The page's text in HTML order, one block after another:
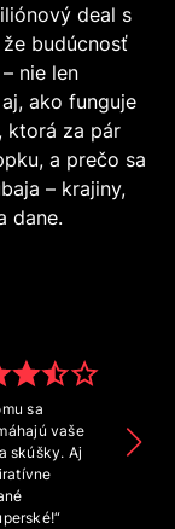
deal s
budúcnosť
nie len
ako funguje
ktorá za pár
a prečo sa
– krajiny,
dane.
sa
vaše
skúšky. Aj